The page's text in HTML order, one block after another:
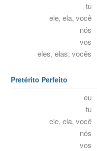
tu
ele, ela, você
nós
vos
eles, elas, vocês
Pretérito Perfeito
eu
tu
ele, ela, você
nós
vos